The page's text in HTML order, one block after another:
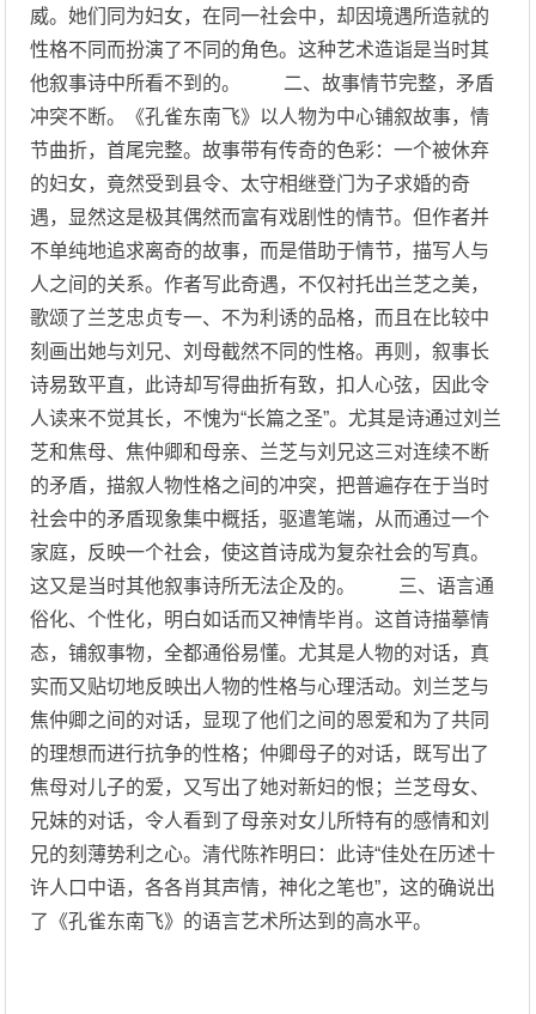
威。她们同为妇女，在同一社会中，却因境遇所造就的
性格不同而扮演了不同的角色。这种艺术造诣是当时其
他叙事诗中所看不到的。 二、故事情节完整，矛盾
冲突不断。《孔雀东南飞》以人物为中心铺叙故事，情
节曲折，首尾完整。故事带有传奇的色彩：一个被休弃
的妇女，竟然受到县令、太守相继登门为子求婚的奇
遇，显然这是极其偶然而富有戏剧性的情节。但作者并
不单纯地追求离奇的故事，而是借助于情节，描写人与
人之间的关系。作者写此奇遇，不仅衬托出兰芝之美，
歌颂了兰芝忠贞专一、不为利诱的品格，而且在比较中
刻画出她与刘兄、刘母截然不同的性格。再则，叙事长
诗易致平直，此诗却写得曲折有致，扣人心弦，因此令
人读来不觉其长，不愧为“长篇之圣”。尤其是诗通过刘兰
芝和焦母、焦仲卿和母亲、兰芝与刘兄这三对连续不断
的矛盾，描叙人物性格之间的冲突，把普遍存在于当时
社会中的矛盾现象集中概括，驱遣笔端，从而通过一个
家庭，反映一个社会，使这首诗成为复杂社会的写真。
这又是当时其他叙事诗所无法企及的。 三、语言通
俗化、个性化，明白如话而又神情毕肖。这首诗描摹情
态，铺叙事物，全都通俗易懂。尤其是人物的对话，真
实而又贴切地反映出人物的性格与心理活动。刘兰芝与
焦仲卿之间的对话，显现了他们之间的恩爱和为了共同
的理想而进行抗争的性格；仲卿母子的对话，既写出了
焦母对儿子的爱，又写出了她对新妇的恨；兰芝母女、
兄妹的对话，令人看到了母亲对女儿所特有的感情和刘
兄的刻薄势利之心。清代陈祚明曰：此诗“佳处在历述十
许人口中语，各各肖其声情，神化之笔也”，这的确说出
了《孔雀东南飞》的语言艺术所达到的高水平。